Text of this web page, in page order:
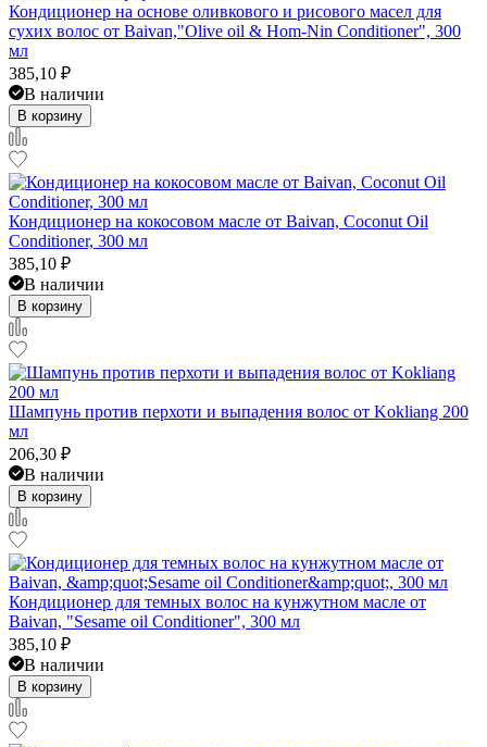
Кондиционер на основе оливкового и рисового масел для
сухих волос от Baivan,"Olive oil & Hom-Nin Conditioner", 300
мл
385,10 ₽
В наличии
В корзину
Кондиционер на кокосовом масле от Baivan, Coconut Oil
Conditioner, 300 мл
385,10 ₽
В наличии
В корзину
Шампунь против перхоти и выпадения волос от Kokliang 200
мл
206,30 ₽
В наличии
В корзину
Кондиционер для темных волос на кунжутном масле от
Baivan, "Sesame oil Conditioner", 300 мл
385,10 ₽
В наличии
В корзину